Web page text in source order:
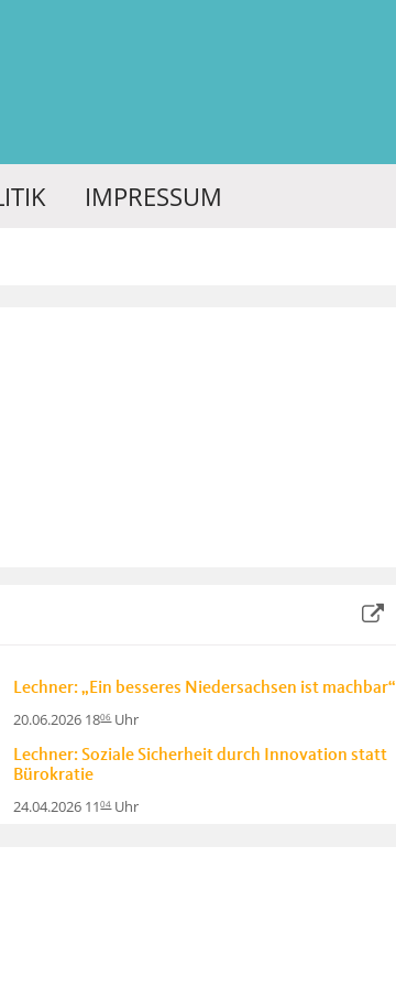
IMPRESSUM
Lechner: „Ein besseres Niedersachsen ist machbar“
20.06.2026 1806Uhr
Lechner: Soziale Sicherheit durch Innovation statt
Bürokratie
24.04.2026 1104Uhr